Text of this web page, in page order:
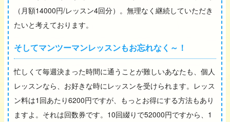
（月額14000円/レッスン4回分）。無理なく継続していただき
たいと考えております。
そしてマンツーマンレッスンもお忘れなく～！
忙しくて毎週決まった時間に通うことが難しいあなたも、個人
レッスンなら、お好きな時にレッスンを受けられます。レッス
ン料は1回あたり6200円ですが、もっとお得にする方法もあり
ますよ。それは回数券です。10回綴りで52000円ですから、1